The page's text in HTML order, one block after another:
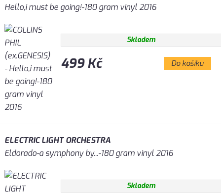
Hello,i must be going!-180 gram vinyl 2016
Skladem
499 Kč Do košíku
ELECTRIC LIGHT ORCHESTRA
Eldorado-a symphony by...-180 gram vinyl 2016
Skladem